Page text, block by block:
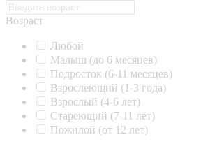
Возраст
Любой
Малыш (до 6 месяцев)
Подросток (6-11 месяцев)
Взрослеющий (1-3 года)
Взрослый (4-6 лет)
Стареющий (7-11 лет)
Пожилой (от 12 лет)